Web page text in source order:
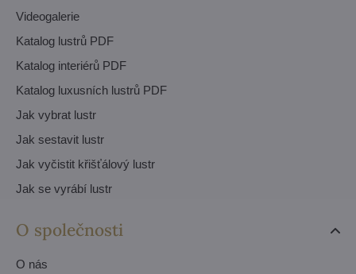
Videogalerie
Katalog lustrů PDF
Katalog interiérů PDF
Katalog luxusních lustrů PDF
Jak vybrat lustr
Jak sestavit lustr
Jak vyčistit křišťálový lustr
Jak se vyrábí lustr
O společnosti
O nás